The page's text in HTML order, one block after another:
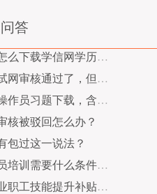
答
载学信网学历证明？
了，但想换照片怎么办？
习题下载，含答案解析
核被驳回怎么办？
包过这一说法？
条件？消防培训报名条件查询
工技能提升补贴标准